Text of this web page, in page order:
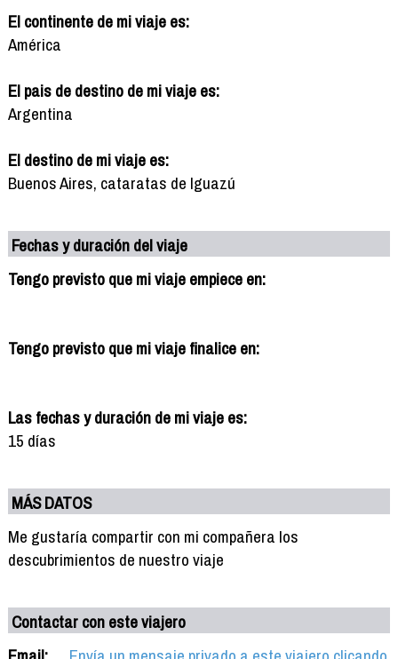
El continente de mi viaje es:
América
El pais de destino de mi viaje es:
Argentina
El destino de mi viaje es:
Buenos Aires, cataratas de Iguazú
Fechas y duración del viaje
Tengo previsto que mi viaje empiece en:
Tengo previsto que mi viaje finalice en:
Las fechas y duración de mi viaje es:
15 días
MÁS DATOS
Me gustaría compartir con mi compañera los
descubrimientos de nuestro viaje
Contactar con este viajero